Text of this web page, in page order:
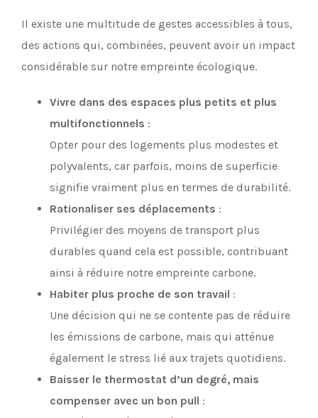
Il existe une multitude de gestes accessibles à tous,
des actions qui, combinées, peuvent avoir un impact
considérable sur notre empreinte écologique.
Vivre dans des espaces plus petits et plus
multifonctionnels :
Opter pour des logements plus modestes et
polyvalents, car parfois, moins de superficie
signifie vraiment plus en termes de durabilité.
Rationaliser ses déplacements :
Privilégier des moyens de transport plus
durables quand cela est possible, contribuant
ainsi à réduire notre empreinte carbone.
Habiter plus proche de son travail :
Une décision qui ne se contente pas de réduire
les émissions de carbone, mais qui atténue
également le stress lié aux trajets quotidiens.
Baisser le thermostat d’un degré, mais
compenser avec un bon pull :